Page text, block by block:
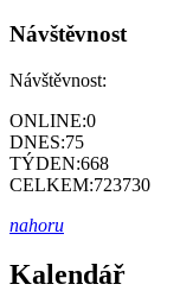
Návštěvnost
Návštěvnost:
ONLINE:0
DNES:75
TÝDEN:668
CELKEM:723730
nahoru
Kalendář